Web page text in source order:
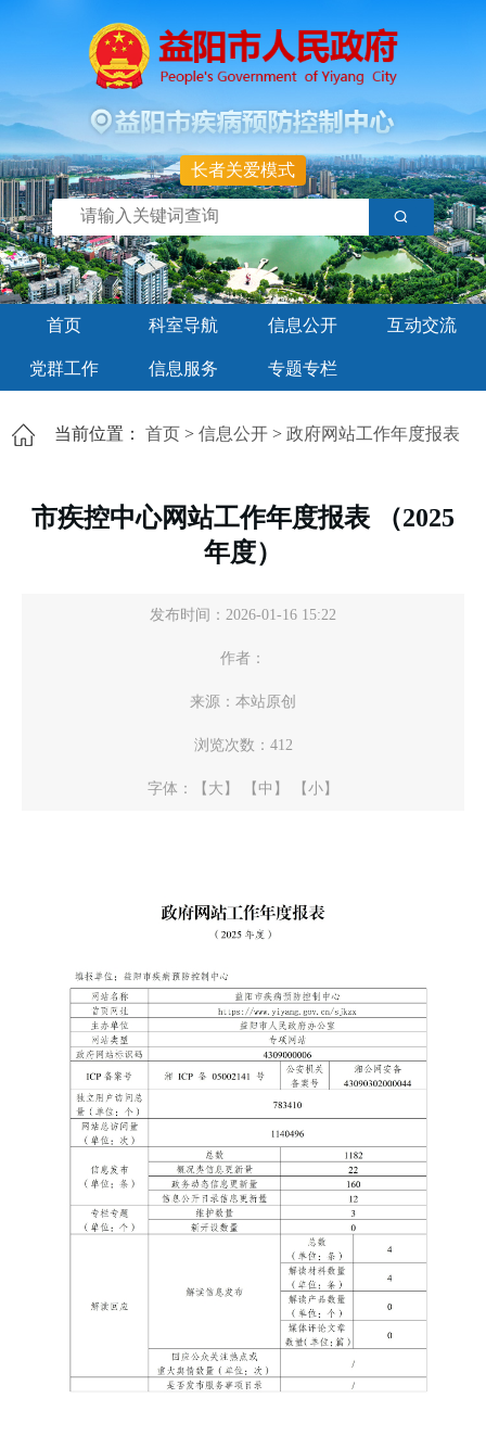
长者关爱模式
首页 科室导航 信息公开 互动交流
党群工作 信息服务 专题专栏
当前位置： 首页 > 信息公开 > 政府网站工作年度报表
市疾控中心网站工作年度报表 （2025
年度）
发布时间：2026-01-16 15:22
作者：
来源：本站原创
浏览次数： 412
字体： 【大】 【中】 【小】